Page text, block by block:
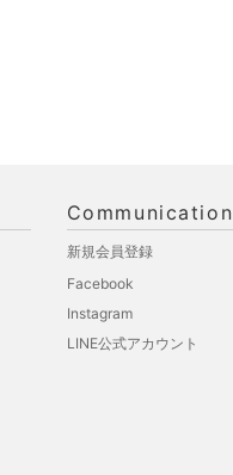
Communication
新規会員登録
Facebook
Instagram
LINE公式アカウント